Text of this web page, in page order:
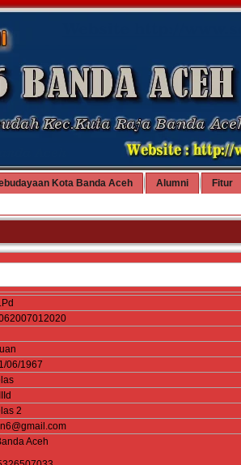
Kota Banda Aceh Alumni Fitur
06/1967
2
Aceh